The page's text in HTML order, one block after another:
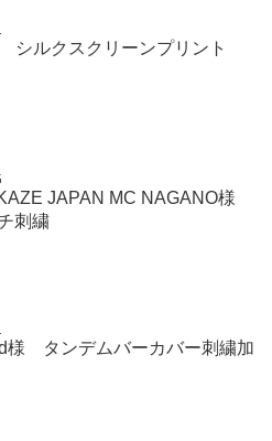
シルクスクリーンプリント
JAPAN MC NAGANO様
刺繍
様 タンデムバーカバー刺繍加